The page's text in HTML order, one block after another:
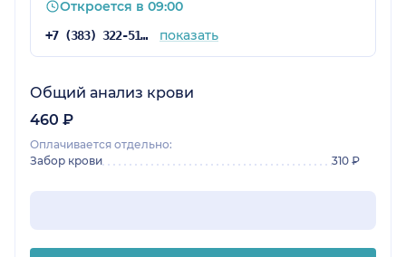
Откроется в 09:00
+7 (383) 322-51-40 показать
Общий анализ крови
460 ₽
Оплачивается отдельно:
Забор крови
310 ₽